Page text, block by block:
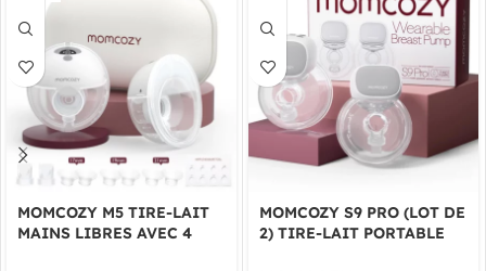
MOMCOZY M5 TIRE-LAIT
MAINS LIBRES AVEC 4
MOMCOZY S9 PRO (LOT DE
2) TIRE-LAIT PORTABLE